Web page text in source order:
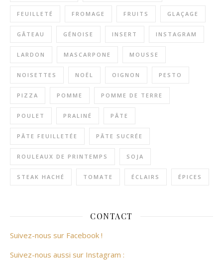
FEUILLETÉ FROMAGE FRUITS GLAÇAGE
GÂTEAU GÉNOISE INSERT INSTAGRAM
LARDON MASCARPONE MOUSSE
NOISETTES NOËL OIGNON PESTO
PIZZA POMME POMME DE TERRE
POULET PRALINÉ PÂTE
PÂTE FEUILLETÉE PÂTE SUCRÉE
ROULEAUX DE PRINTEMPS SOJA
STEAK HACHÉ TOMATE ÉCLAIRS ÉPICES
CONTACT
Suivez-nous sur Facebook !
Suivez-nous aussi sur Instagram :